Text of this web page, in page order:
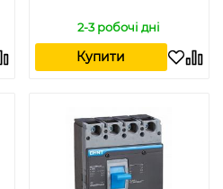
2-3 робочі дні
Купити